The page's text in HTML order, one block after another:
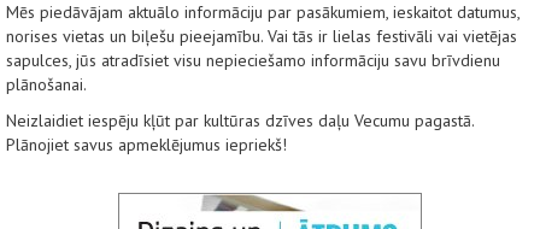
Mēs piedāvājam aktuālo informāciju par pasākumiem, ieskaitot datumus,
norises vietas un biļešu pieejamību. Vai tās ir lielas festivāli vai vietējas
sapulces, jūs atradīsiet visu nepieciešamo informāciju savu brīvdienu
plānošanai.
Neizlaidiet iespēju kļūt par kultūras dzīves daļu Vecumu pagastā.
Plānojiet savus apmeklējumus iepriekš!